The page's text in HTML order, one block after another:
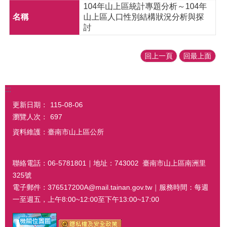
104年山上區統計專題分析～104年
山上區人口性別結構狀況分析與探
討
回上一頁 回最上面
:::
更新日期：
115-08-06
瀏覽人次：
697
資料維護：臺南市山上區公所
聯絡電話：06-5781801｜地址：743002 臺南市山上區南洲里
325號
電子郵件：376517200A@mail.tainan.gov.tw｜服務時間：每週
一至週五，上午8:00~12:00至下午13:00~17:00